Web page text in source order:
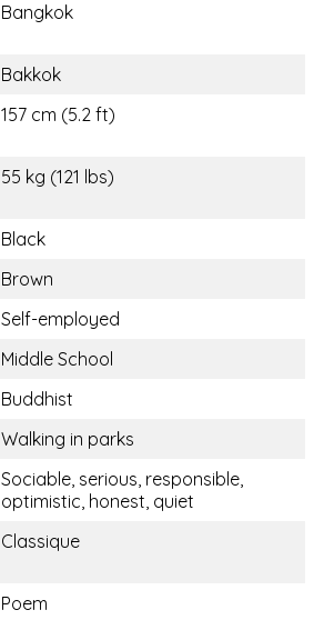
Bangkok
Bakkok
157 cm (5.2 ft)
55 kg (121 lbs)
Black
Brown
Self-employed
Middle School
Buddhist
Walking in parks
Sociable, serious, responsible,
optimistic, honest, quiet
Classique
Poem